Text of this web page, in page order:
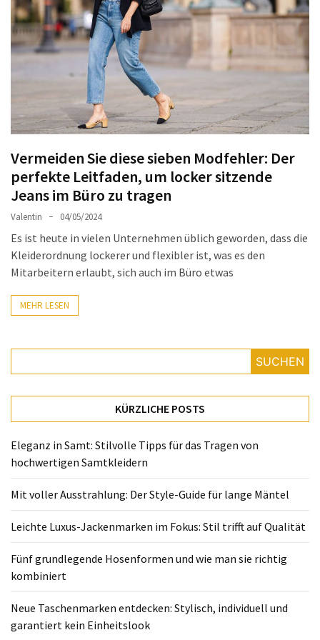
Ausstrahlung:
Der
Style-
Mäntel
Leichte
Jackenmarken
im
Fokus:
Stil
trifft
auf
und
sie
richtig
kombiniert
Neue
entdecken:
individuell
und
kein
Einheitslook
Vermeiden Sie diese sieben Modfehler: Der
perfekte Leitfaden, um locker sitzende
Jeans im Büro zu tragen
Valentin 04/05/2024
Es ist heute in vielen Unternehmen üblich geworden, dass die
Kleiderordnung lockerer und flexibler ist, was es den
Mitarbeitern erlaubt, sich auch im Büro etwas
MEHR LESEN
SUCHEN
KÜRZLICHE POSTS
Eleganz in Samt: Stilvolle Tipps für das Tragen von
hochwertigen Samtkleidern
Mit voller Ausstrahlung: Der Style-Guide für lange Mäntel
Leichte Luxus-Jackenmarken im Fokus: Stil trifft auf Qualität
Fünf grundlegende Hosenformen und wie man sie richtig
kombiniert
Neue Taschenmarken entdecken: Stylisch, individuell und
garantiert kein Einheitslook